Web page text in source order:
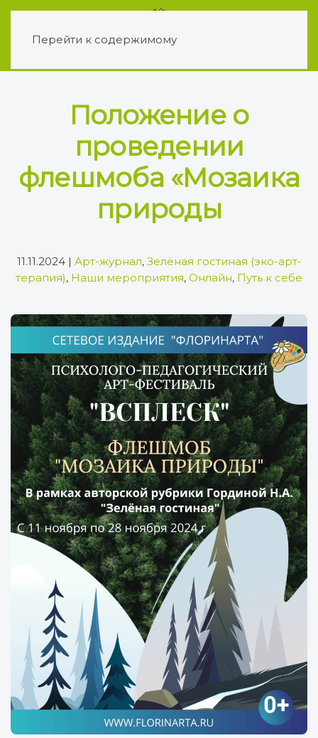
Перейти к содержимому
Положение о
проведении
флешмоба «Мозаика
природы
11.11.2024| Арт-журнал, Зелёная гостиная (эко-арт-
терапия), Наши мероприятия, Онлайн, Путь к себе